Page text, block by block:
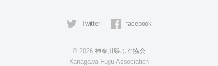
Twitter facebook
© 2026 神奈川県ふぐ協会
Kanagawa Fugu Association